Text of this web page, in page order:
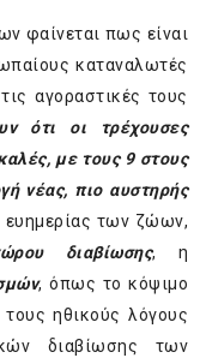
φαίνεται πως είναι
καταναλωτές
αγοραστικές τους
ότι οι τρέχουσες
με τους 9 στους
νέας, πιο αυστηρής
ευημερίας των ζώων,
διαβίωσης, η
, όπως το κόψιμο
ηθικούς λόγους
διαβίωσης των